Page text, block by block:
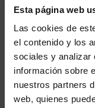
Esta página web
Las cookies de
el contenido y los
sociales y analizar
información sobre
nuestros partners
web, quienes
adaptación de sus